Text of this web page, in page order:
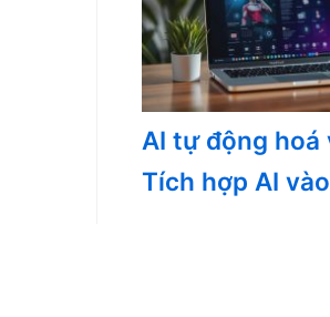
AI tự động hoá
Tích hợp AI